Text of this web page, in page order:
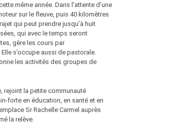
même année. Dans l’attente d’une
sur le fleuve, puis 40 kilomètres
qui peut prendre jusqu’à huit
qui avec le temps seront
gère les cours par
s’occupe aussi de pastorale.
les activités des groupes de
rejoint la petite communauté
forte en éducation, en santé et en
Sr Rachelle Carmel auprès
la relève.